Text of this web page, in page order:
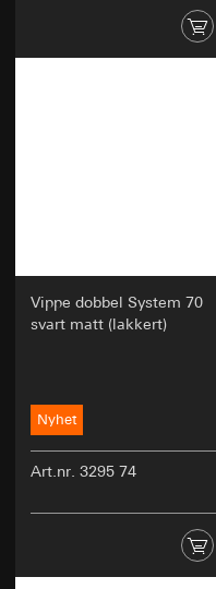
Vippe dobbel System 70
svart matt (lakkert)
Nyhet
Art.nr. 3295 74